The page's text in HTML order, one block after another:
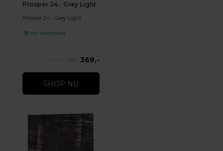
Prosper 24 - Grey Light
Prosper 24 - Grey Light
op voorraad
369,-
SHOP NU